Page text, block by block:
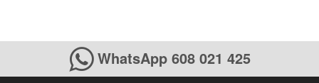
WhatsApp 608 021 425